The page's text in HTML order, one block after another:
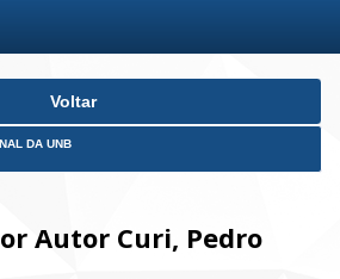
Voltar
DA UNB
Autor Curi, Pedro